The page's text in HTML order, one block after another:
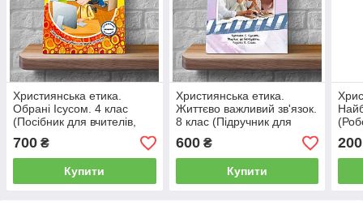
Християнська етика.
Обрані Ісусом. 4 клас
(Посібник для вчителів,
укр.)
700 ₴
Купити
Християнська етика.
Життєво важливий зв'язок.
8 клас (Підручник для
учнів, укр.)
600₴
Купити
200